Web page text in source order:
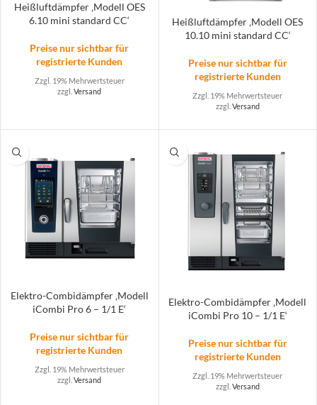
Heißluftdämpfer ‚Modell OES
6.10 mini standard CC‘
Preise nur sichtbar für
registrierte Kunden
Zzgl. 19% Mehrwertsteuer
zzgl.Versand
Heißluftdämpfer ‚Modell OES
10.10 mini standard CC‘
Preise nur sichtbar für
registrierte Kunden
Zzgl. 19% Mehrwertsteuer
zzgl. Versand
Elektro-Combidämpfer ‚Modell
iCombi Pro 6 – 1/1 E‘
Preise nur sichtbar für
registrierte Kunden
Zzgl. 19% Mehrwertsteuer
zzgl.Versand
Elektro-Combidämpfer ‚Modell
iCombi Pro 10 – 1/1 E‘
Preise nur sichtbar für
registrierte Kunden
Zzgl. 19% Mehrwertsteuer
zzgl. Versand